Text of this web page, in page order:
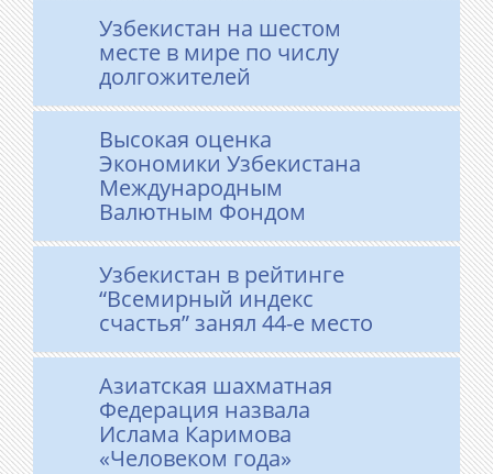
Узбекистан на шестом
месте в мире по числу
долгожителей
Высокая оценка
Экономики Узбекистана
Международным
Валютным Фондом
Узбекистан в рейтинге
“Всемирный индекс
счастья” занял 44-е место
Азиатская шахматная
Федерация назвала
Ислама Каримова
«Человеком года»